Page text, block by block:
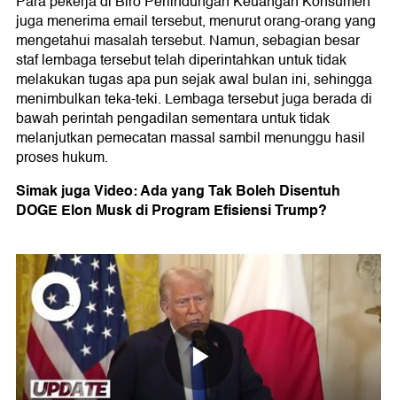
juga menerima email tersebut, menurut orang-orang yang
mengetahui masalah tersebut. Namun, sebagian besar
staf lembaga tersebut telah diperintahkan untuk tidak
melakukan tugas apa pun sejak awal bulan ini, sehingga
menimbulkan teka-teki. Lembaga tersebut juga berada di
bawah perintah pengadilan sementara untuk tidak
melanjutkan pemecatan massal sambil menunggu hasil
proses hukum.
Simak juga Video: Ada yang Tak Boleh Disentuh
DOGE Elon Musk di Program Efisiensi Trump?